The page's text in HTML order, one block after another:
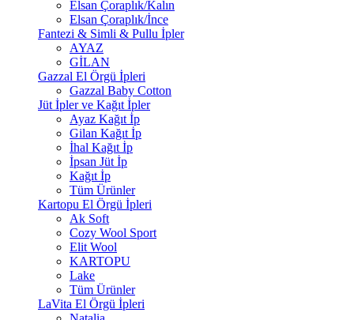
Elsan Çoraplık/Kalın
Elsan Çoraplık/İnce
Fantezi & Simli & Pullu İpler
AYAZ
GİLAN
Gazzal El Örgü İpleri
Gazzal Baby Cotton
Jüt İpler ve Kağıt İpler
Ayaz Kağıt İp
Gilan Kağıt İp
İhal Kağıt İp
İpsan Jüt İp
Kağıt İp
Tüm Ürünler
Kartopu El Örgü İpleri
Ak Soft
Cozy Wool Sport
Elit Wool
KARTOPU
Lake
Tüm Ürünler
LaVita El Örgü İpleri